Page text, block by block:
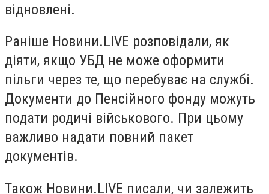
відновлені.
Раніше Новини.LIVE розповідали, як
діяти, якщо УБД не може оформити
пільги через те, що перебуває на службі.
Документи до Пенсійного фонду можуть
подати родичі військового. При цьому
важливо надати повний пакет
документів.
Також Новини.LIVE писали, чи залежить